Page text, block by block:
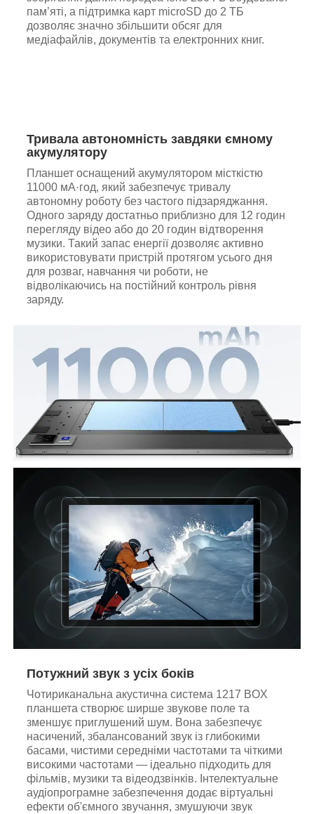
пам’яті, а підтримка карт microSD до 2 ТБ
дозволяє значно збільшити обсяг для
медіафайлів, документів та електронних книг.
Тривала автономність завдяки ємному
акумулятору
Планшет оснащений акумулятором місткістю
11000 мА·год, який забезпечує тривалу
автономну роботу без частого підзаряджання.
Одного заряду достатньо приблизно для 12 годин
перегляду відео або до 20 годин відтворення
музики. Такий запас енергії дозволяє активно
використовувати пристрій протягом усього дня
для розваг, навчання чи роботи, не
відволікаючись на постійний контроль рівня
заряду.
Потужний звук з усіх боків
Чотириканальна акустична система 1217 BOX
планшета створює ширше звукове поле та
зменшує приглушений шум. Вона забезпечує
насичений, збалансований звук із глибокими
басами, чистими середніми частотами та чіткими
високими частотами — ідеально підходить для
фільмів, музики та відеодзвінків. Інтелектуальне
аудіопрограмне забезпечення додає віртуальні
ефекти об'ємного звучання, змушуючи звук